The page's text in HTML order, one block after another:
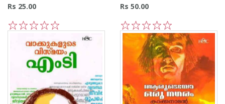
Rs 25.00 Rs 50.00
5
4
3
2
1